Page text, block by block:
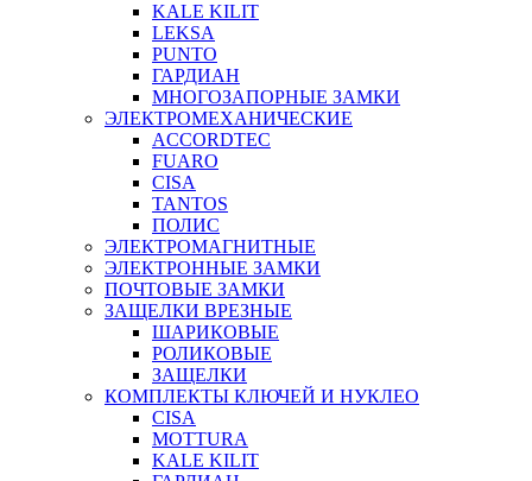
KALE KILIT
LEKSA
PUNTO
ГАРДИАН
МНОГОЗАПОРНЫЕ ЗАМКИ
ЭЛЕКТРОМЕХАНИЧЕСКИЕ
ACCORDTEC
FUARO
CISA
TANTOS
ПОЛИС
ЭЛЕКТРОМАГНИТНЫЕ
ЭЛЕКТРОННЫЕ ЗАМКИ
ПОЧТОВЫЕ ЗАМКИ
ЗАЩЕЛКИ ВРЕЗНЫЕ
ШАРИКОВЫЕ
РОЛИКОВЫЕ
ЗАЩЕЛКИ
КОМПЛЕКТЫ КЛЮЧЕЙ И НУКЛЕО
CISA
MOTTURA
KALE KILIT